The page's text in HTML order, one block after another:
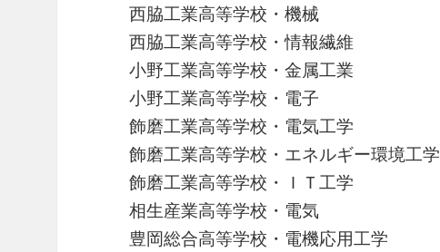
西脇工業高等学校・機械
西脇工業高等学校・情報繊維
小野工業高等学校・金属工業
小野工業高等学校・電子
飾磨工業高等学校・電気工学
飾磨工業高等学校・エネルギー環境工学
飾磨工業高等学校・ＩＴ工学
相生産業高等学校・電気
豊岡総合高等学校・電機応用工学